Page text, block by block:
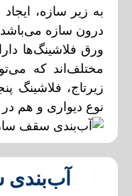
به زیر سازه،
درون سازه
ورق فلاشینگ‌ها
مختلف‌اند که
زیرتاج، فلاشینگ
نوع دیواری و هم